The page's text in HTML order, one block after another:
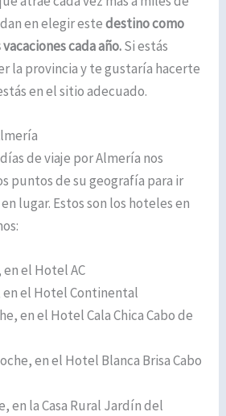
en elegir estedestino como
cada año.Si estás
la provincia y te gustaría hacerte
en el sitio adecuado.
de viaje por Almería nos
puntos de su geografía para ir
lugar. Estos son los hoteles en
el Hotel AC
en el Hotel Continental
en el Hotel Cala Chica Cabo de
en el Hotel Blanca Brisa Cabo
en la Casa Rural Jardín del